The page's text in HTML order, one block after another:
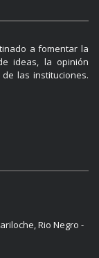
a fomentar la
ideas, la opinión
las instituciones.
Rio Negro -